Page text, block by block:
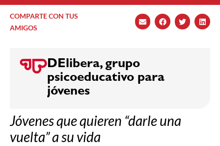
COMPARTE CON TUS
AMIGOS
DElibera, grupo
psicoeducativo para
jóvenes
Jóvenes que quieren “darle una
vuelta” a su vida